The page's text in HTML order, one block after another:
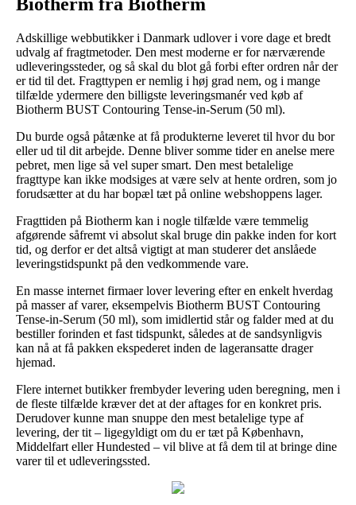
Adskillige webbutikker i Danmark udlover i vore dage et bredt
udvalg af fragtmetoder. Den mest moderne er for nærværende
udleveringssteder, og så skal du blot gå forbi efter ordren når der
er tid til det. Fragttypen er nemlig i høj grad nem, og i mange
tilfælde ydermere den billigste leveringsmanér ved køb af
Biotherm BUST Contouring Tense-in-Serum (50 ml).
Du burde også påtænke at få produkterne leveret til hvor du bor
eller ud til dit arbejde. Denne bliver somme tider en anelse mere
pebret, men lige så vel super smart. Den mest betalelige
fragttype kan ikke modsiges at være selv at hente ordren, som jo
forudsætter at du har bopæl tæt på online webshoppens lager.
Fragttiden på Biotherm kan i nogle tilfælde være temmelig
afgørende såfremt vi absolut skal bruge din pakke inden for kort
tid, og derfor er det altså vigtigt at man studerer det anslåede
leveringstidspunkt på den vedkommende vare.
En masse internet firmaer lover levering efter en enkelt hverdag
på masser af varer, eksempelvis Biotherm BUST Contouring
Tense-in-Serum (50 ml), som imidlertid står og falder med at du
bestiller forinden et fast tidspunkt, således at de sandsynligvis
kan nå at få pakken ekspederet inden de lageransatte drager
hjemad.
Flere internet butikker frembyder levering uden beregning, men i
de fleste tilfælde kræver det at der aftages for en konkret pris.
Derudover kunne man snuppe den mest betalelige type af
levering, der tit – ligegyldigt om du er tæt på København,
Middelfart eller Hundested – vil blive at få dem til at bringe dine
varer til et udleveringssted.